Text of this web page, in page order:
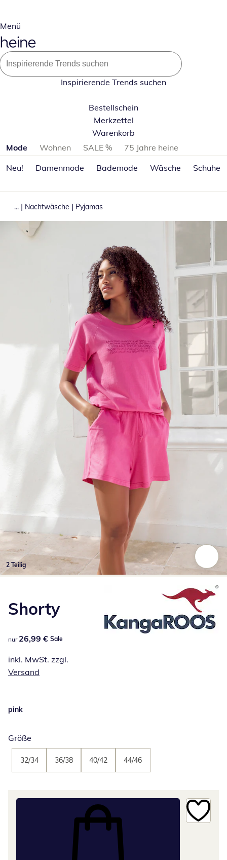
Menü
Inspirierende Trends suchen
Bestellschein
Merkzettel
Warenkorb
Produktkategorien überspringen
Mode Wohnen SALE %
75 Jahre heine
Neu!
Damenmode Bademode Wäsche Schuhe
... | Nachtwäsche | Pyjamas
2 Teilig
Shorty
26,99 €
nur 26,99 € Sale
inkl. MwSt. zzgl.
Versand
pink
Größe
32/34 36/38 40/42 44/46